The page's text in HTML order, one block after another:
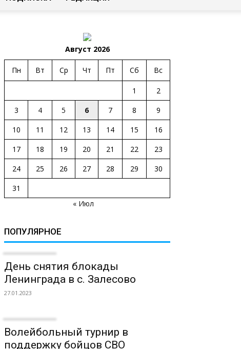
Август 2026
Пн Вт Ср Чт Пт Сб Вс
1
2
3
4 5 6 7 8
9
10
11 12 13 14 15
16
17
18 19 20 21 22
23
24
25 26 27 28 29
30
31
« Июл
ПОПУЛЯРНОЕ
День снятия блокады
Ленинграда в с. Залесово
27.01.2023
Волейбольный турнир в
поддержку бойцов СВО